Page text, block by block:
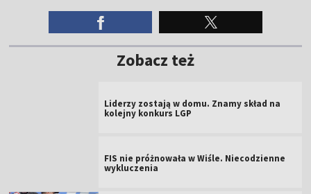
Zobacz też
Liderzy zostają w domu. Znamy skład na
kolejny konkurs LGP
FIS nie próżnowała w Wiśle. Niecodzienne
wykluczenia